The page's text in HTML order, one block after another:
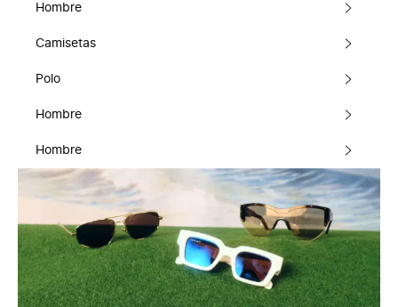
Hombre
Camisetas
Polo
Hombre
Hombre